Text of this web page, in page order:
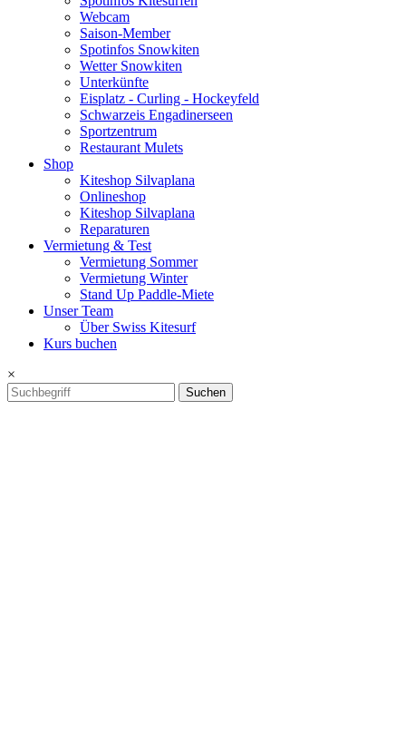
Webcam
Saison-Member
Spotinfos Snowkiten
Wetter Snowkiten
Unterkünfte
Eisplatz - Curling - Hockeyfeld
Schwarzeis Engadinerseen
Sportzentrum
Restaurant Mulets
Shop
Kiteshop Silvaplana
Onlineshop
Kiteshop Silvaplana
Reparaturen
Vermietung & Test
Vermietung Sommer
Vermietung Winter
Stand Up Paddle-Miete
Unser Team
Über Swiss Kitesurf
Kurs buchen
×